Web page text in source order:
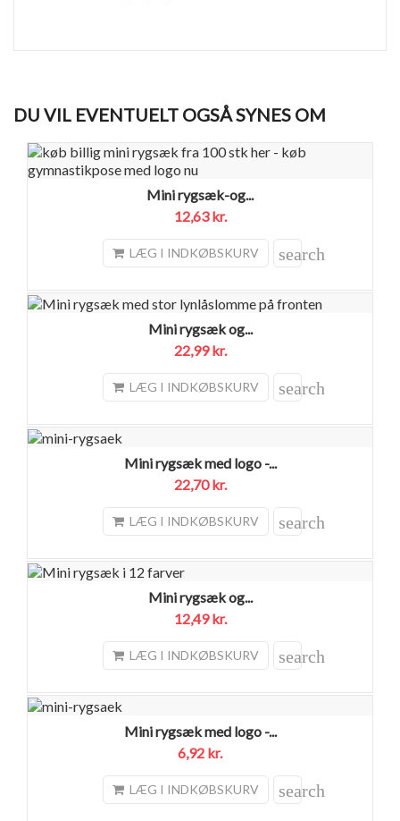
DU VIL EVENTUELT OGSÅ SYNES OM
Mini rygsæk-og...
12,63 kr.
LÆG I INDKØBSKURV search
Mini rygsæk og...
22,99 kr.
LÆG I INDKØBSKURV search
Mini rygsæk med logo -...
22,70 kr.
LÆG I INDKØBSKURV search
Mini rygsæk og...
12,49 kr.
LÆG I INDKØBSKURV search
Mini rygsæk med logo -...
6,92 kr.
LÆG I INDKØBSKURV search